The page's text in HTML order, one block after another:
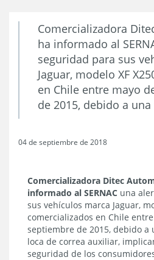
Comercializadora
ha informado al
seguridad para sus
Jaguar, modelo XF
en Chile entre mayo
de 2015, debido a
04 de septiembre de 2018
Comercializadora Ditec
informado al SERNAC una
sus vehículos marca Jaguar,
comercializados en Chile
septiembre de 2015, debido a
loca de correa auxiliar,
seguridad de los